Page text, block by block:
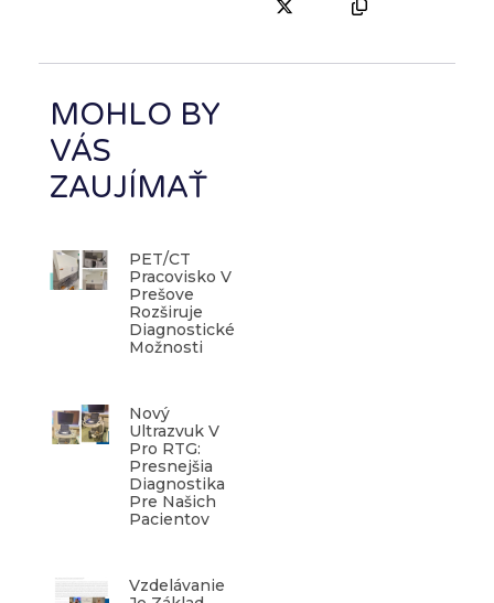
MOHLO BY
VÁS
ZAUJÍMAŤ
PET/CT
Pracovisko V
Prešove
Rozširuje
Diagnostické
Možnosti
Nový
Ultrazvuk V
Pro RTG:
Presnejšia
Diagnostika
Pre Našich
Pacientov
Vzdelávanie